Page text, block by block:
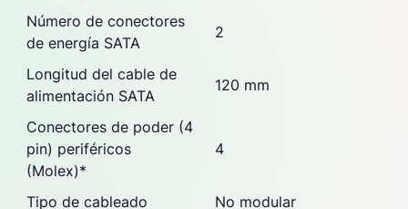
Número de conectores
de energía SATA
2
Longitud del cable de
alimentación SATA
120 mm
Conectores de poder (4
pin) periféricos
(Molex)*
4
Tipo de cableado No modular